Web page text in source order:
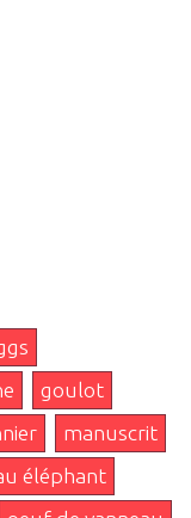
goulot
manuscrit
éléphant